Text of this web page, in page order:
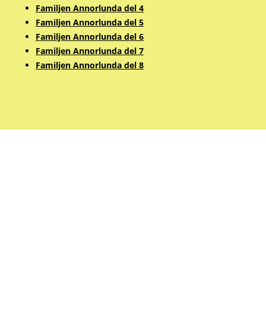
Familjen Annorlunda del 4
Familjen Annorlunda del 5
Familjen Annorlunda del 6
Familjen Annorlunda del 7
Familjen Annorlunda del 8